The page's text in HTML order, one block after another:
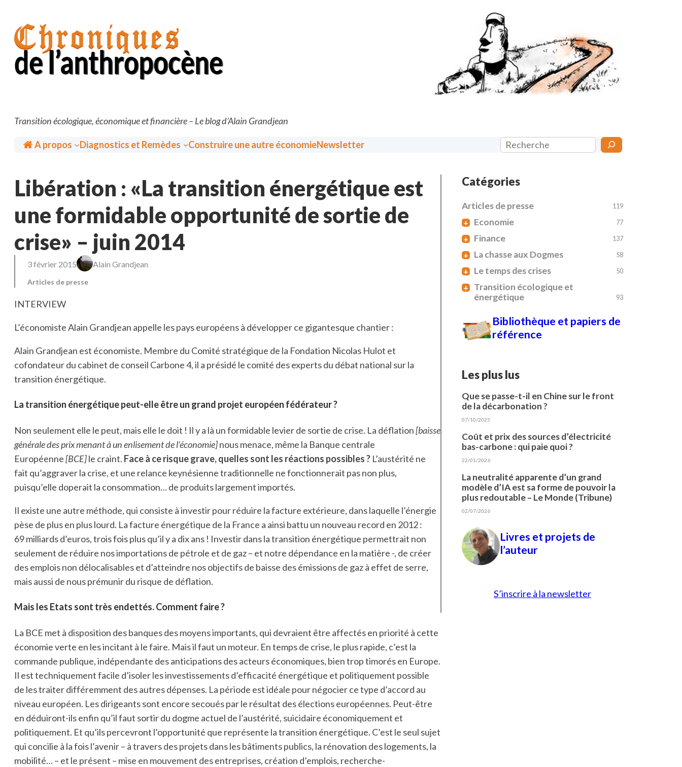
contenu
Transition écologique, économique et financière – Le blog d’Alain Grandjean
Accueil
A propos Diagnostics et Remèdes Construire une autre économieNewsletter Rechercher
Libération : «La transition énergétique est
une formidable opportunité de sortie de
crise» – juin 2014
3 février 2015 Alain Grandjean
Articles de presse
INTERVIEW
L’économiste Alain Grandjean appelle les pays européens à développer ce gigantesque chantier :
Alain Grandjean est économiste. Membre du Comité stratégique de la Fondation Nicolas Hulot et
cofondateur du cabinet de conseil Carbone 4, il a présidé le comité des experts du débat national sur la
transition énergétique.
La transition énergétique peut-elle être un grand projet européen fédérateur ?
Non seulement elle le peut, mais elle le doit ! Il y a là un formidable levier de sortie de crise. La déflation[baisse
générale des prix menant à un enlisement de l’économie]nous menace, même la Banque centrale
Européenne[BCE]le craint. Face à ce risque grave, quelles sont les réactions possibles ? L’austérité ne
fait qu’aggraver la crise, et une relance keynésienne traditionnelle ne fonctionnerait pas non plus,
puisqu’elle doperait la consommation… de produits largement importés.
Il existe une autre méthode, qui consiste à investir pour réduire la facture extérieure, dans laquelle l’énergie
pèse de plus en plus lourd. La facture énergétique de la France a ainsi battu un nouveau record en 2012 :
69 milliards d’euros, trois fois plus qu’il y a dix ans ! Investir dans la transition énergétique permettrait non
seulement de réduire nos importations de pétrole et de gaz – et notre dépendance en la matière -, de créer
des emplois non délocalisables et d’atteindre nos objectifs de baisse des émissions de gaz à effet de serre,
mais aussi de nous prémunir du risque de déflation.
Mais les Etats sont très endettés. Comment faire ?
La BCE met à disposition des banques des moyens importants, qui devraient être affectés en priorité à cette
économie verte en les incitant à le faire. Mais il faut un moteur. En temps de crise, le plus rapide, c’est la
commande publique, indépendante des anticipations des acteurs économiques, bien trop timorés en Europe.
Il est techniquement facile d’isoler les investissements d’efficacité énergétique et politiquement possible
de les traiter différemment des autres dépenses. La période est idéale pour négocier ce type d’accord au
niveau européen. Les dirigeants sont encore secoués par le résultat des élections européennes. Peut-être
en déduiront-ils enfin qu’il faut sortir du dogme actuel de l’austérité, suicidaire économiquement et
politiquement. Et qu’ils percevront l’opportunité que représente la transition énergétique. C’est le seul sujet
qui concilie à la fois l’avenir – à travers des projets dans les bâtiments publics, la rénovation des logements, la
mobilité… – et le présent – mise en mouvement des entreprises, création d’emplois, recherche-
Catégories
Articles de presse 119
+ Economie 77
+ Finance 137
+ La chasse aux Dogmes 58
+ Le temps des crises 50
+
Transition écologique et
énergétique
93
Bibliothèque et papiers de
référence
Les plus lus
Que se passe-t-il en Chine sur le front
de la décarbonation ?
07/10/2025
Coût et prix des sources d’électricité
bas-carbone : qui paie quoi ?
22/01/2026
La neutralité apparente d’un grand
modèle d’IA est sa forme de pouvoir la
plus redoutable – Le Monde (Tribune)
02/07/2026
Livres et projets de
l’auteur
S’inscrire à la newsletter